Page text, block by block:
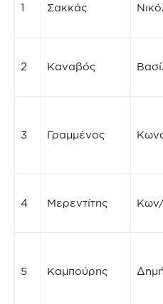
1 Σακκάς
2 Καναβός
3 Γραμμένος
4 Μερεντίτης
5 Καμπούρης